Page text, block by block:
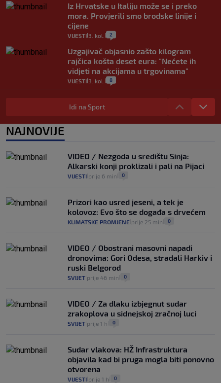
Iz Hrvatske u Italiju može se i preko
mora. Provjerili smo brodske linije i
cijene
VIJESTI 3. kol. 2
Uzgajivač objasnio zašto kilogram
rajčica košta deset eura: "Nećete ih
vidjeti na akcijama u trgovinama"
VIJESTI 3. kol. 8
Selidba je jedno od stresnijih iskustava.
Evo aktualnih cijena i nekoliko savjeta
VIJESTI 2. kol. 0
automobilom na Hvar iz Zagreba, a
koliko iz Osijeka
VIJESTI 2. kol. 14
Idi na Sport
NAJNOVIJE
VIDEO / Nezgoda u središtu Sinja:
Alkarski konji proklizali i pali na Pijaci
VIJESTI prije 6 min 0
Prizori kao usred jeseni, a tek je
kolovoz: Evo što se događa s drvećem
KLIMATSKE PROMJENE prije 25 min 0
VIDEO / Obostrani masovni napadi
dronovima: Gori Odesa, stradali Harkiv i
ruski Belgorod
SVIJET prije 46 min 0
VIDEO / Za dlaku izbjegnut sudar
zrakoplova u sidnejskoj zračnoj luci
SVIJET prije 1 h 0
Sudar vlakova: HŽ Infrastruktura
objavila kad bi pruga mogla biti ponovno
otvorena
VIJESTI prije 1 h 0